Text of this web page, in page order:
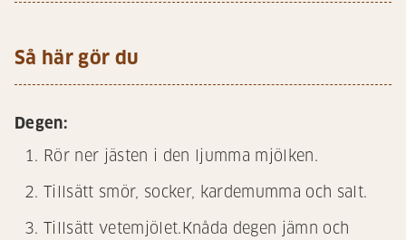
Så här gör du
Degen:
Rör ner jästen i den ljumma mjölken.
Tillsätt smör, socker, kardemumma och salt.
Tillsätt vetemjölet.Knåda degen jämn och